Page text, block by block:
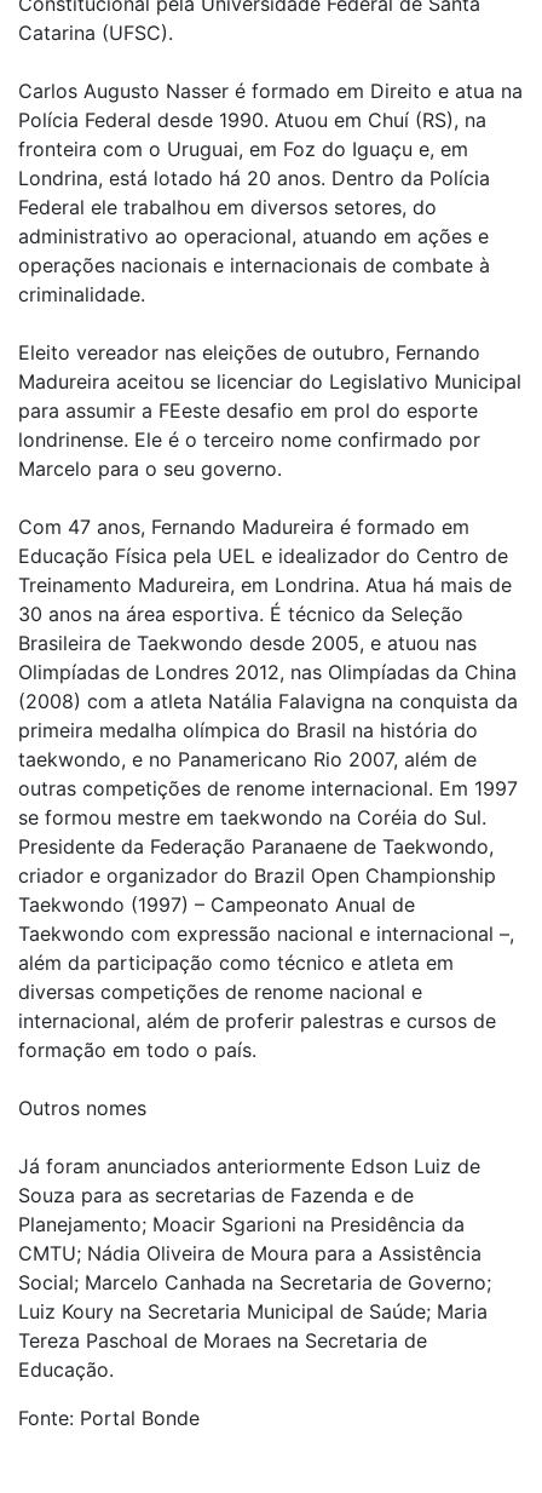
Catarina (UFSC).
Carlos Augusto Nasser é formado em Direito e atua na
Polícia Federal desde 1990. Atuou em Chuí (RS), na
fronteira com o Uruguai, em Foz do Iguaçu e, em
Londrina, está lotado há 20 anos. Dentro da Polícia
Federal ele trabalhou em diversos setores, do
administrativo ao operacional, atuando em ações e
operações nacionais e internacionais de combate à
criminalidade.
Eleito vereador nas eleições de outubro, Fernando
Madureira aceitou se licenciar do Legislativo Municipal
para assumir a FEeste desafio em prol do esporte
londrinense. Ele é o terceiro nome confirmado por
Marcelo para o seu governo.
Com 47 anos, Fernando Madureira é formado em
Educação Física pela UEL e idealizador do Centro de
Treinamento Madureira, em Londrina. Atua há mais de
30 anos na área esportiva. É técnico da Seleção
Brasileira de Taekwondo desde 2005, e atuou nas
Olimpíadas de Londres 2012, nas Olimpíadas da China
(2008) com a atleta Natália Falavigna na conquista da
primeira medalha olímpica do Brasil na história do
taekwondo, e no Panamericano Rio 2007, além de
outras competições de renome internacional. Em 1997
se formou mestre em taekwondo na Coréia do Sul.
Presidente da Federação Paranaene de Taekwondo,
criador e organizador do Brazil Open Championship
Taekwondo (1997) – Campeonato Anual de
Taekwondo com expressão nacional e internacional –,
além da participação como técnico e atleta em
diversas competições de renome nacional e
internacional, além de proferir palestras e cursos de
formação em todo o país.
Outros nomes
Já foram anunciados anteriormente Edson Luiz de
Souza para as secretarias de Fazenda e de
Planejamento; Moacir Sgarioni na Presidência da
CMTU; Nádia Oliveira de Moura para a Assistência
Social; Marcelo Canhada na Secretaria de Governo;
Luiz Koury na Secretaria Municipal de Saúde; Maria
Tereza Paschoal de Moraes na Secretaria de
Educação.
Fonte: Portal Bonde